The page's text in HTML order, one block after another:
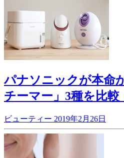
パナソニックが本命
チーマー」3種を比較
ビューティー 2019年2月26日